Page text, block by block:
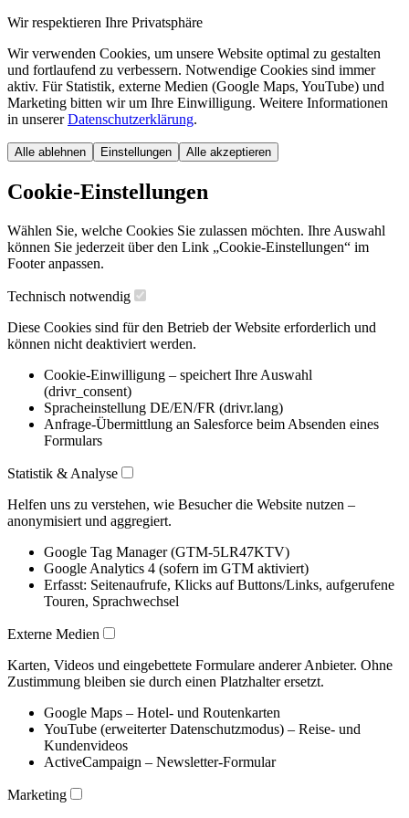
Wir respektieren Ihre Privatsphäre
Wir verwenden Cookies, um unsere Website optimal zu gestalten
und fortlaufend zu verbessern. Notwendige Cookies sind immer
aktiv. Für Statistik, externe Medien (Google Maps, YouTube) und
Marketing bitten wir um Ihre Einwilligung. Weitere Informationen
in unsererDatenschutzerklärung.
Alle ablehnen Einstellungen Alle akzeptieren
Cookie-Einstellungen
Wählen Sie, welche Cookies Sie zulassen möchten. Ihre Auswahl
können Sie jederzeit über den Link „Cookie-Einstellungen“ im
Footer anpassen.
Technisch notwendig
Diese Cookies sind für den Betrieb der Website erforderlich und
können nicht deaktiviert werden.
Cookie-Einwilligung – speichert Ihre Auswahl
(drivr_consent)
Spracheinstellung DE/EN/FR (drivr.lang)
Anfrage-Übermittlung an Salesforce beim Absenden eines
Formulars
Statistik & Analyse
Helfen uns zu verstehen, wie Besucher die Website nutzen –
anonymisiert und aggregiert.
Google Tag Manager (GTM-5LR47KTV)
Google Analytics 4 (sofern im GTM aktiviert)
Erfasst: Seitenaufrufe, Klicks auf Buttons/Links, aufgerufene
Touren, Sprachwechsel
Externe Medien
Karten, Videos und eingebettete Formulare anderer Anbieter. Ohne
Zustimmung bleiben sie durch einen Platzhalter ersetzt.
Google Maps – Hotel- und Routenkarten
YouTube (erweiterter Datenschutzmodus) – Reise- und
Kundenvideos
ActiveCampaign – Newsletter-Formular
Marketing